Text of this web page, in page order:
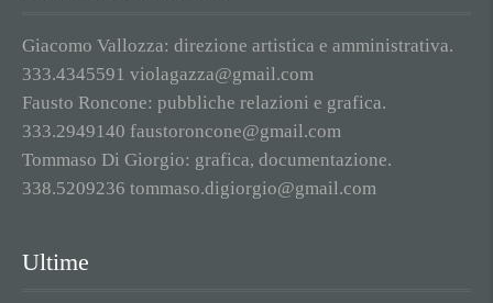
Giacomo Vallozza: direzione artistica e amministrativa.
333.4345591 violagazza@gmail.com
Fausto Roncone: pubbliche relazioni e grafica.
333.2949140 faustoroncone@gmail.com
Tommaso Di Giorgio: grafica, documentazione.
338.5209236 tommaso.digiorgio@gmail.com
Ultime